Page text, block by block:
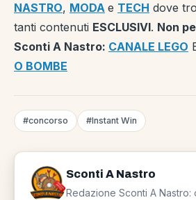
NASTRO, MODA e TECH dove
tanti contenuti ESCLUSIVI. Non
Sconti A Nastro: CANALE LEGO
O BOMBE
#concorso #Instant Win
Sconti A Nastro
Redazione Sconti A Nastro: